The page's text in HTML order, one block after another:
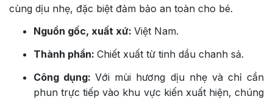
cùng dịu nhẹ, đặc biệt đảm bảo an toàn cho bé.
Nguồn gốc, xuất xứ: Việt Nam.
Thành phần: Chiết xuất từ ️tinh dầu chanh sả.
Công dụng:Với mùi hương dịu nhẹ và chỉ cần
phun trực tiếp vào khu vực kiến xuất hiện, chúng